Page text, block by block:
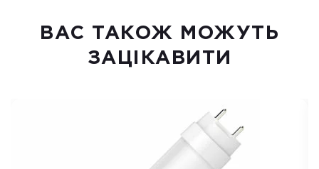
ВАC ТАКОЖ МОЖУТЬ
ЗАЦІКАВИТИ